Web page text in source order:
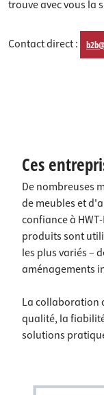
trouve avec vous la
Contact direct :
Ces
De nombreuses
de meubles et
confiance à
produits sont
les plus variés –
aménagements
La collaboration
qualité, la
solutions